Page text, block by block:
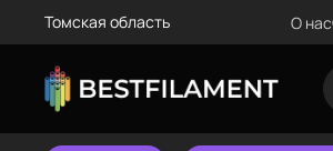
Томская область О нас